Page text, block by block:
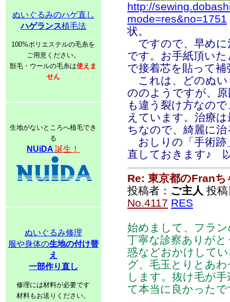
ぬいぐるみのハゲ直し
ハゲランス植毛法
100%ポリエステルの毛糸を
ご用意ください。
獣毛・ウールの毛糸は使えま
せん
生地がないところへ植毛でき
る
NUiDA誕生！
ぬいぐるみ修理
服や身体の生地の付け替
え
一部作り直し
修理には材料が必要です
材料もお送りください。
http://
mode=res&no=1751
状。
ですので、早めに
です。お手紙頂い
で接着芯を貼って
これは、どのぬい
ののようですが、
も違う裂け方なの
えています。治療
ちなので、綺麗に
おしりの「手術跡
直しておきます♪
Re: 東京都のFranち
投稿者： ご主人 投
No.4117 RES
始めまして、フラ
丁寧な診察ありが
惑などおかけして
グ、毛玉とりとあ
します。抜け毛が
て本当に良かったで